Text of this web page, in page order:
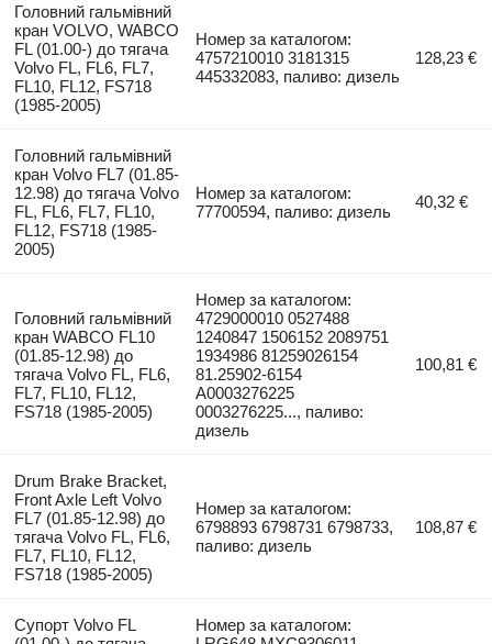
Головний гальмівний
кран VOLVO, WABCO
FL (01.00-) до тягача
Volvo FL, FL6, FL7,
FL10, FL12, FS718
(1985-2005)
Номер за каталогом:
4757210010 3181315
445332083, паливо: дизель
128,23 €
Головний гальмівний
кран Volvo FL7 (01.85-
12.98) до тягача Volvo
FL, FL6, FL7, FL10,
FL12, FS718 (1985-
2005)
Номер за каталогом:
77700594, паливо: дизель
40,32 €
Головний гальмівний
кран WABCO FL10
(01.85-12.98) до
тягача Volvo FL, FL6,
FL7, FL10, FL12,
FS718 (1985-2005)
Номер за каталогом:
4729000010 0527488
1240847 1506152 2089751
1934986 81259026154
81.25902-6154
A0003276225
0003276225..., паливо:
дизель
100,81 €
Drum Brake Bracket,
Front Axle Left Volvo
FL7 (01.85-12.98) до
тягача Volvo FL, FL6,
FL7, FL10, FL12,
FS718 (1985-2005)
Номер за каталогом:
6798893 6798731 6798733,
паливо: дизель
108,87 €
Супорт Volvo FL
Номер за каталогом: